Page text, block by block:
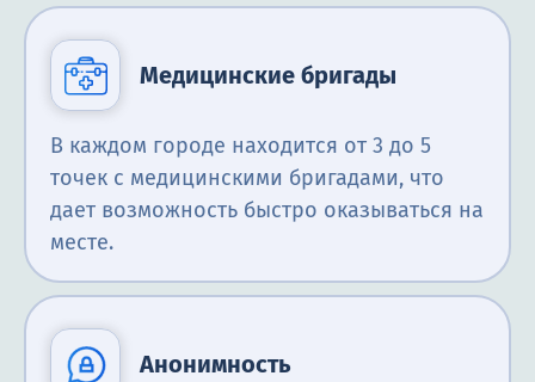
Медицинские бригады
В каждом городе находится от 3 до 5
точек с медицинскими бригадами, что
дает возможность быстро оказываться на
месте.
Анонимность